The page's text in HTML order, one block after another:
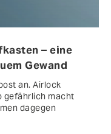
– eine
Gewand
an. Airlock
gefährlich macht
dagegen